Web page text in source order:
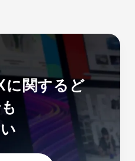
に関する ど